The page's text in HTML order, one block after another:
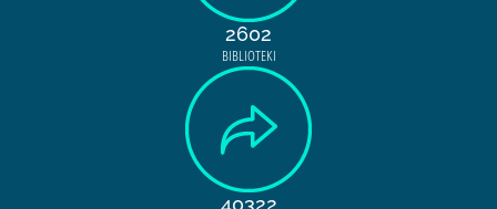
2602
BIBLIOTEKI
40322